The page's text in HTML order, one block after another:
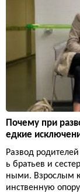
Почему при
едкие
Развод
ь братьев и
ными. Взрослым
инственную